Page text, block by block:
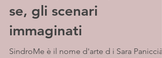
se, gli scenari
immaginati
SindroMe è il nome d'arte d i Sara Paniccià,